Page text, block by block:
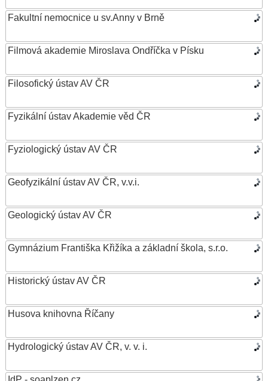
Fakultní nemocnice u sv.Anny v Brně
Filmová akademie Miroslava Ondříčka v Písku
Filosofický ústav AV ČR
Fyzikální ústav Akademie věd ČR
Fyziologický ústav AV ČR
Geofyzikální ústav AV ČR, v.v.i.
Geologický ústav AV ČR
Gymnázium Františka Křižíka a základní škola, s.r.o.
Historický ústav AV ČR
Husova knihovna Říčany
Hydrologický ústav AV ČR, v. v. i.